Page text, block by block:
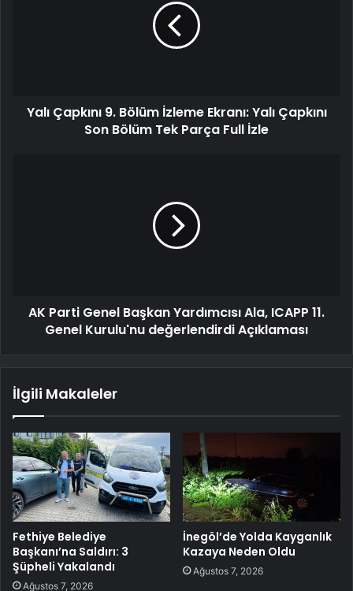
Yalı Çapkını 9. Bölüm İzleme Ekranı: Yalı Çapkını
Son Bölüm Tek Parça Full İzle
AK Parti Genel Başkan Yardımcısı Ala, ICAPP 11.
Genel Kurulu'nu değerlendirdi Açıklaması
İlgili Makaleler
Fethiye Belediye
Başkanı’na Saldırı: 3
Şüpheli Yakalandı
Ağustos 7, 2026
İnegöl’de Yolda Kayganlık
Kazaya Neden Oldu
Ağustos 7, 2026